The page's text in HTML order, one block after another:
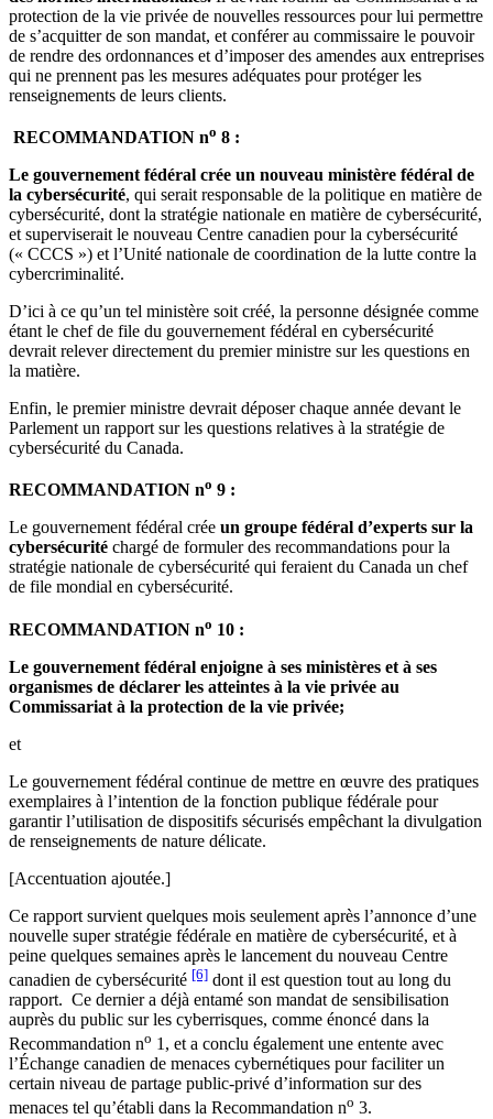
protection de la vie privée de nouvelles ressources pour lui permettre
de s’acquitter de son mandat, et conférer au commissaire le pouvoir
de rendre des ordonnances et d’imposer des amendes aux entreprises
qui ne prennent pas les mesures adéquates pour protéger les
renseignements de leurs clients.
RECOMMANDATION no 8 :
Le gouvernement fédéral crée un nouveau ministère fédéral de
la cybersécurité, qui serait responsable de la politique en matière de
cybersécurité, dont la stratégie nationale en matière de cybersécurité,
et superviserait le nouveau Centre canadien pour la cybersécurité
(« CCCS ») et l’Unité nationale de coordination de la lutte contre la
cybercriminalité.
D’ici à ce qu’un tel ministère soit créé, la personne désignée comme
étant le chef de file du gouvernement fédéral en cybersécurité
devrait relever directement du premier ministre sur les questions en
la matière.
Enfin, le premier ministre devrait déposer chaque année devant le
Parlement un rapport sur les questions relatives à la stratégie de
cybersécurité du Canada.
RECOMMANDATION no 9 :
Le gouvernement fédéral crée un groupe fédéral d’experts sur la
cybersécurité chargé de formuler des recommandations pour la
stratégie nationale de cybersécurité qui feraient du Canada un chef
de file mondial en cybersécurité.
RECOMMANDATION no 10 :
Le gouvernement fédéral enjoigne à ses ministères et à ses
organismes de déclarer les atteintes à la vie privée au
Commissariat à la protection de la vie privée;
et
Le gouvernement fédéral continue de mettre en œuvre des pratiques
exemplaires à l’intention de la fonction publique fédérale pour
garantir l’utilisation de dispositifs sécurisés empêchant la divulgation
de renseignements de nature délicate.
[Accentuation ajoutée.]
Ce rapport survient quelques mois seulement après l’annonce d’une
nouvelle super stratégie fédérale en matière de cybersécurité, et à
peine quelques semaines après le lancement du nouveau Centre
canadien de cybersécurité [6] dont il est question tout au long du
rapport. Ce dernier a déjà entamé son mandat de sensibilisation
auprès du public sur les cyberrisques, comme énoncé dans la
Recommandation no 1, et a conclu également une entente avec
l’Échange canadien de menaces cybernétiques pour faciliter un
certain niveau de partage public-privé d’information sur des
menaces tel qu’établi dans la Recommandation no 3.